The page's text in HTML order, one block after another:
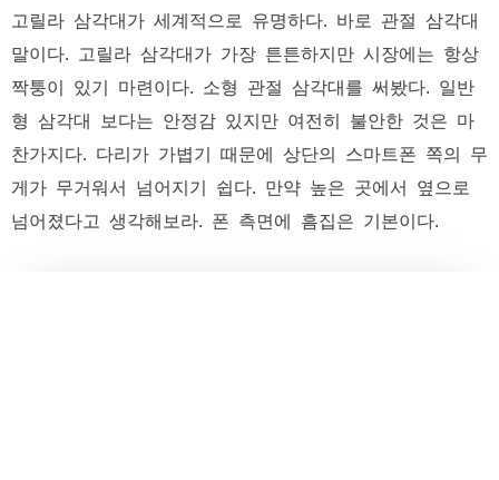
고릴라 삼각대가 세계적으로 유명하다. 바로 관절 삼각대
말이다. 고릴라 삼각대가 가장 튼튼하지만 시장에는 항상
짝퉁이 있기 마련이다. 소형 관절 삼각대를 써봤다. 일반
형 삼각대 보다는 안정감 있지만 여전히 불안한 것은 마
찬가지다. 다리가 가볍기 때문에 상단의 스마트폰 쪽의 무
게가 무거워서 넘어지기 쉽다. 만약 높은 곳에서 옆으로
넘어졌다고 생각해보라. 폰 측면에 흠집은 기본이다.